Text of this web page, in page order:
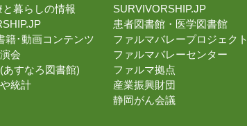
暮らしの情報
籍･動画コンテンツ
会
あすなろ図書館)
統計
SURVIVORSHIP.JP
患者図書館・医学図書館
ファルマバレープロジェクト
ファルマバレーセンター
ファルマ拠点
産業振興財団
静岡がん会議